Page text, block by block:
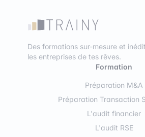
Des formations sur-mesure et
les entreprises de tes rêves.
Formation
Préparation M&A
Préparation Transaction
L'audit financier
L'audit RSE